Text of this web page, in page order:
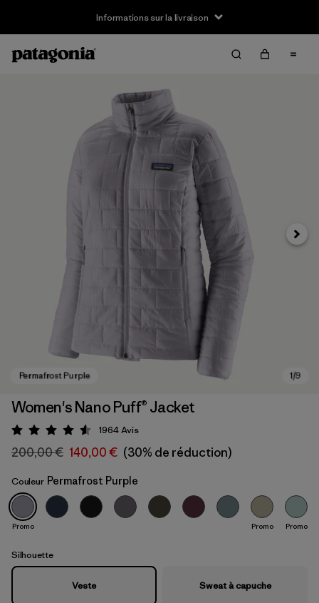
Informations sur la livraison
Women's Nano Puff® Jacket
Évaluation: 4.6 / 5
1964Avis
200,00 € 140,00 € (30% de réduction)
Couleur Permafrost Purple
Promo Promo Promo
Silhouette
Veste Sweat à capuche